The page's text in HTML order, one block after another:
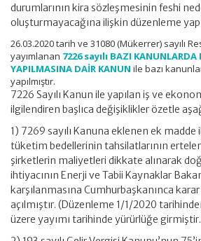
durumlarının kira sözleşmesinin feshi
oluşturmayacağına ilişkin düzenleme
26.03.2020 tarih ve 31080 (Mükerrer) sayılı
yayımlanan 7226 sayılı BAZI KANUNLARDA
YAPILMASINA DAİR KANUN ile bazı
yapılmıştır.
7226 Sayılı Kanun ile yapılan iş ve
ilgilendiren başlıca değişiklikler özetle
1) 7269 sayılı Kanuna eklenen ek
tüketim bedellerinin tahsilatlarının
şirketlerin maliyetleri dikkate alınarak
ihtiyacının Enerji ve Tabii Kaynaklar
karşılanmasına Cumhurbaşkanınca
açılmıştır. (Düzenleme 1/1/2020
üzere yayımı tarihinde yürürlüğe